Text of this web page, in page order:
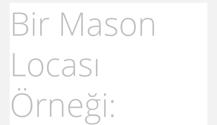
Bir Mason
Locası
Örneği: